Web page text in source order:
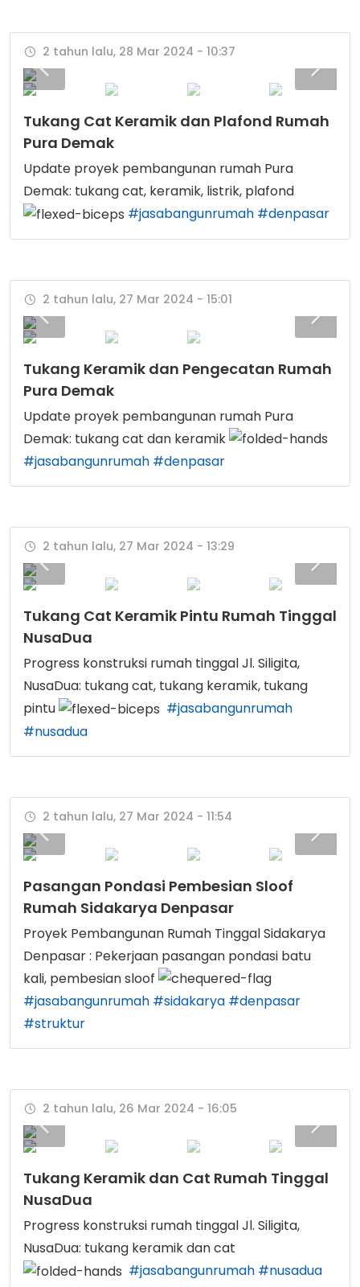
2 tahun lalu, 28 Mar 2024 - 10:37
Tukang Cat Keramik dan Plafond Rumah
Pura Demak
Update proyek pembangunan rumah Pura
Demak: tukang cat, keramik, listrik, plafond
#jasabangunrumah #denpasar
2 tahun lalu, 27 Mar 2024 - 15:01
Tukang Keramik dan Pengecatan Rumah
Pura Demak
Update proyek pembangunan rumah Pura
Demak: tukang cat dan keramik
#jasabangunrumah #denpasar
2 tahun lalu, 27 Mar 2024 - 13:29
Tukang Cat Keramik Pintu Rumah Tinggal
NusaDua
Progress konstruksi rumah tinggal Jl. Siligita,
NusaDua: tukang cat, tukang keramik, tukang
pintu
#jasabangunrumah
#nusadua
2 tahun lalu, 27 Mar 2024 - 11:54
Pasangan Pondasi Pembesian Sloof
Rumah Sidakarya Denpasar
Proyek Pembangunan Rumah Tinggal Sidakarya
Denpasar : Pekerjaan pasangan pondasi batu
kali, pembesian sloof
#jasabangunrumah #sidakarya #denpasar
#struktur
2 tahun lalu, 26 Mar 2024 - 16:05
Tukang Keramik dan Cat Rumah Tinggal
NusaDua
Progress konstruksi rumah tinggal Jl. Siligita,
NusaDua: tukang keramik dan cat
#jasabangunrumah #nusadua